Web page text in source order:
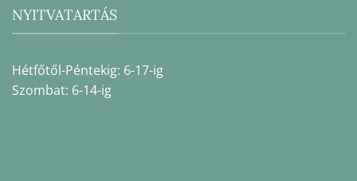
NYITVATARTÁS
Hétfőtől-Péntekig: 6-17-ig
Szombat: 6-14-ig